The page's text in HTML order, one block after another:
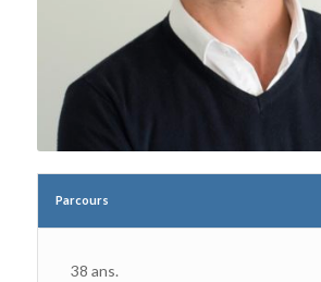
Parcours
38 ans.